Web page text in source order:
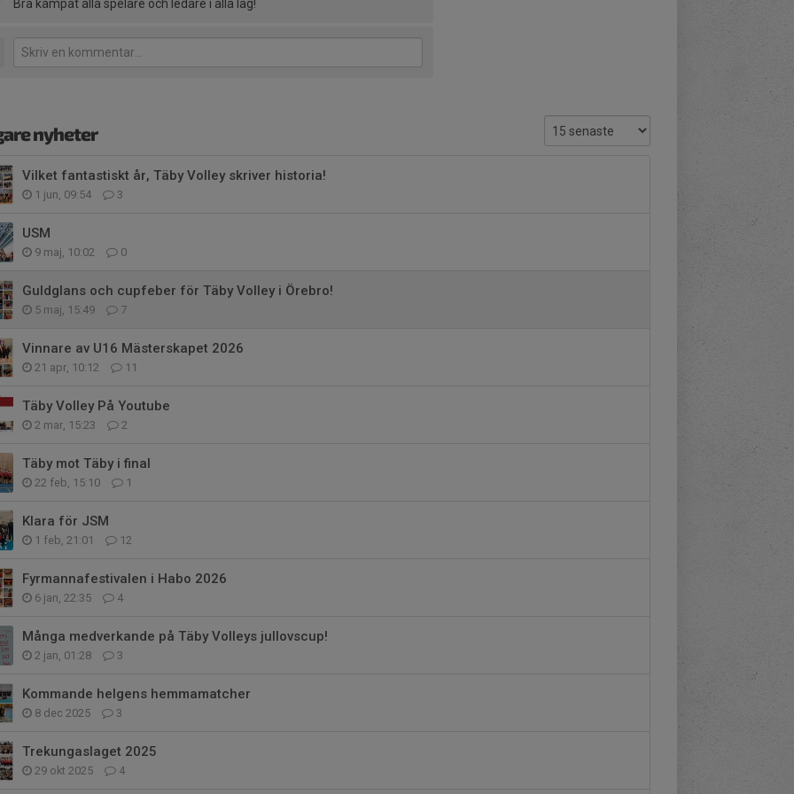
Bra kämpat alla spelare och ledare i alla lag!
nyheter
Vilket fantastiskt år, Täby Volley skriver historia!
1 jun, 09:54 3
USM
9 maj, 10:02 0
Guldglans och cupfeber för Täby Volley i Örebro!
5 maj, 15:49 7
Vinnare av U16 Mästerskapet 2026
21 apr, 10:12 11
Täby Volley På Youtube
2 mar, 15:23 2
Täby mot Täby i final
22 feb, 15:10 1
Klara för JSM
1 feb, 21:01 12
Fyrmannafestivalen i Habo 2026
6 jan, 22:35 4
Många medverkande på Täby Volleys jullovscup!
2 jan, 01:28 3
Kommande helgens hemmamatcher
8 dec 2025 3
Trekungaslaget 2025
29 okt 2025 4